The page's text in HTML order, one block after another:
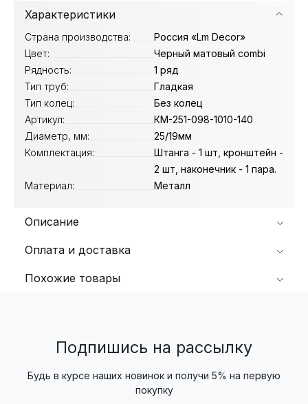
Характеристики
Страна производства:
Россия «Lm Decor»
Цвет:
Черный матовый combi
Рядность:
1 ряд
Тип труб:
Гладкая
Тип колец:
Без колец
Артикул:
КМ-251-098-1010-140
Диаметр, мм:
25/19мм
Комплектация:
Штанга - 1 шт, кронштейн -
2 шт, наконечник - 1 пара.
Материал:
Металл
Описание
Оплата и доставка
Похожие товары
Подпишись на рассылку
Будь в курсе наших новинок и получи 5% на первую
покупку